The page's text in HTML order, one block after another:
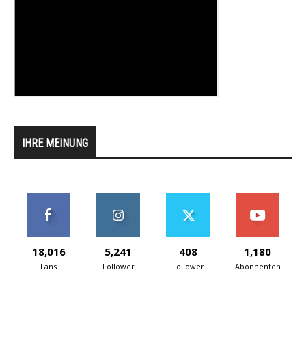
IHRE MEINUNG
18,016
Fans
5,241
Follower
408
Follower
1,180
Abonnenten